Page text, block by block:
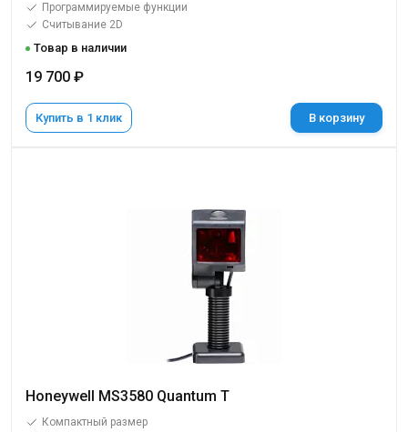
Программируемые функции
Считывание 2D
Товар в наличии
19 700 ₽
Купить в 1 клик В корзину
Honeywell MS3580 Quantum T
Компактный размер